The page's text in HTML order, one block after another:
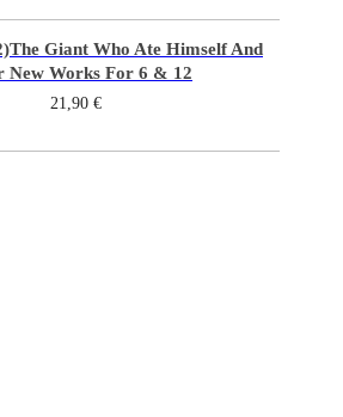
The Giant Who Ate Himself And
New Works For 6 & 12
21,90 €